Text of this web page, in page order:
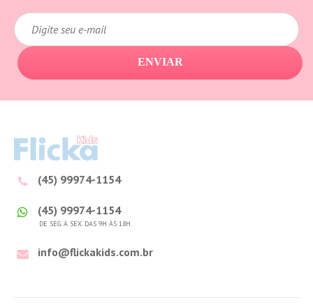
ENVIAR
(45) 99974-1154
(45) 99974-1154
DE SEG. À SEX. DAS 9H ÀS 18H.
info@flickakids.com.br